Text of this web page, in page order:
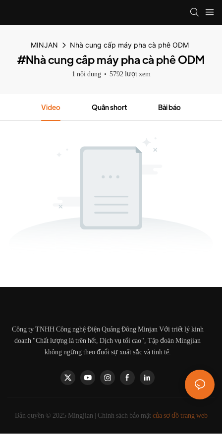
MINJAN Nhà cung cấp máy pha cà phê ODM
#Nhà cung cấp máy pha cà phê ODM
1 nội dung 5792 lượt xem
Video Quần short Bài báo
Công ty TNHH Công nghệ Điện Quảng Đông Minjan Với triết lý kinh
doanh "Chất lượng là trên hết, Dịch vụ tối cao", Tập đoàn Mingjian
không ngừng theo đuổi sự xuất sắc và tinh tế.
Bản quyền © 2025 Mingjian | Chính sách bảo mật của sơ đồ trang web